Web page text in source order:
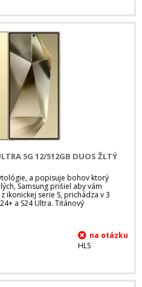
5G 12/512GB DUOS ŽLTÝ
a popisuje bohov ktorý
Samsung prišiel aby vám
ikonickej serie S, prichádza v 3
a S24 Ultra. Titánový
HLS